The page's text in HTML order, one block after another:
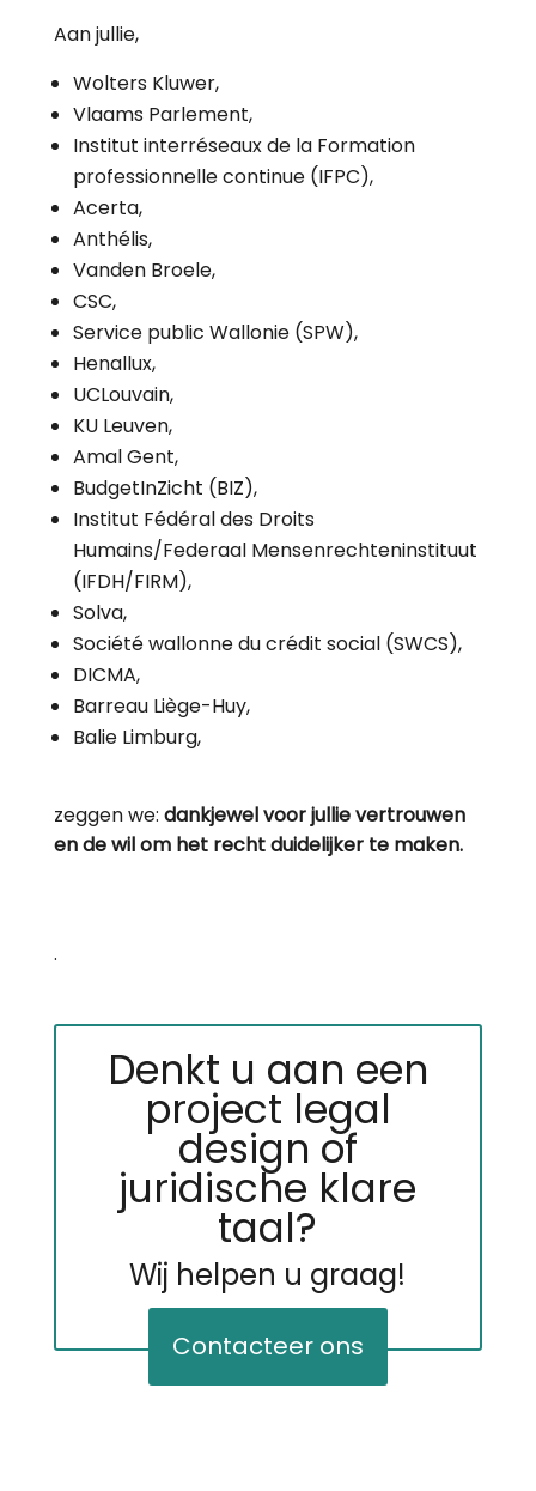
Aan jullie,
Wolters Kluwer,
Vlaams Parlement,
Institut interréseaux de la Formation
professionnelle continue (IFPC),
Acerta,
Anthélis,
Vanden Broele,
CSC,
Service public Wallonie (SPW),
Henallux,
UCLouvain,
KU Leuven,
Amal Gent,
BudgetInZicht (BIZ),
Institut Fédéral des Droits
Humains/Federaal Mensenrechteninstituut
(IFDH/FIRM),
Solva,
Société wallonne du crédit social (SWCS),
DICMA,
Barreau Liège-Huy,
Balie Limburg,
zeggen we: dankjewel voor jullie vertrouwen
en de wil om het recht duidelijker te maken.
.
Denkt u aan een
project legal
design of
juridische klare
taal?
Wij helpen u graag!
Contacteer ons